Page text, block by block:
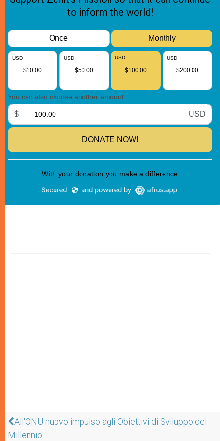
All'ONU nuovo impulso agli Obiettivi di Sviluppo del
Millennio